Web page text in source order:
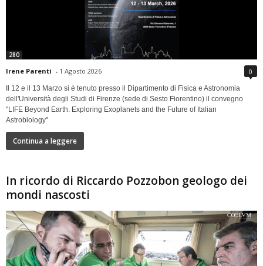
280
Irene Parenti - 1 Agosto 2026 0
Il 12 e il 13 Marzo si è tenuto presso il Dipartimento di Fisica e Astronomia
dell'Università degli Studi di Firenze (sede di Sesto Fiorentino) il convegno
"LIFE Beyond Earth. Exploring Exoplanets and the Future of Italian
Astrobiology"
Continua a leggere
In ricordo di Riccardo Pozzobon geologo dei
mondi nascosti